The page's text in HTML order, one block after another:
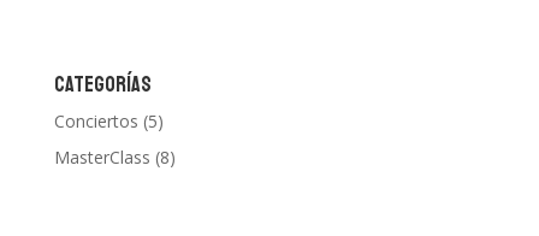
CATEGORÍAS
Conciertos (5)
MasterClass (8)